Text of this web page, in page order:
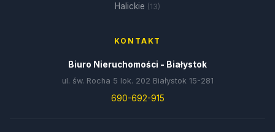
Halickie (13)
KONTAKT
Biuro Nieruchomości - Białystok
ul. św. Rocha 5 lok. 202 Białystok 15-281
690-692-915